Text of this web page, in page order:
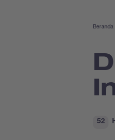
Beranda
52